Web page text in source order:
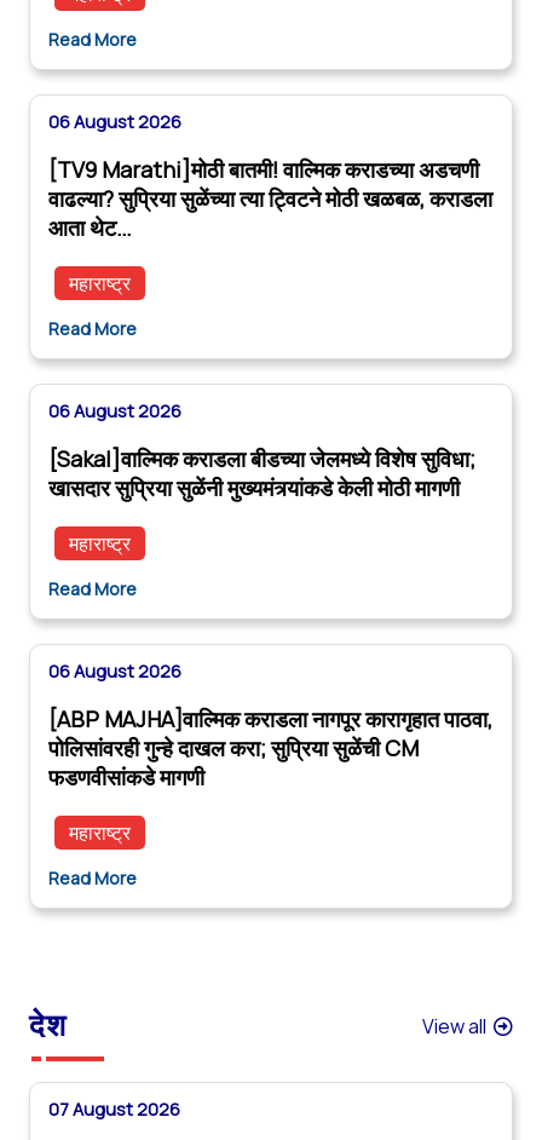
Read More
06 August 2026
[TV9 Marathi]मोठी बातमी! वाल्मिक कराडच्या अडचणी
वाढल्या? सुप्रिया सुळेंच्या त्या ट्विटने मोठी खळबळ, कराडला
आता थेट…
महाराष्ट्र
Read More
06 August 2026
[Sakal]वाल्मिक कराडला बीडच्या जेलमध्ये विशेष सुविधा;
खासदार सुप्रिया सुळेंनी मुख्यमंत्र्यांकडे केली मोठी मागणी
महाराष्ट्र
Read More
06 August 2026
[ABP MAJHA]वाल्मिक कराडला नागपूर कारागृहात पाठवा,
पोलिसांवरही गुन्हे दाखल करा; सुप्रिया सुळेंची CM
फडणवीसांकडे मागणी
महाराष्ट्र
Read More
देश View all
07 August 2026